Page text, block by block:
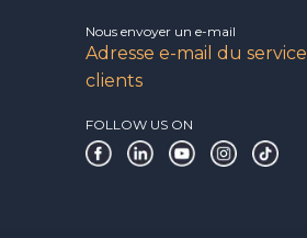
Nous envoyer un e-mail
Adresse e-mail du service
clients
FOLLOW US ON